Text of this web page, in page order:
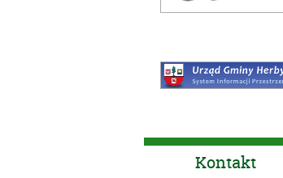
Kontakt